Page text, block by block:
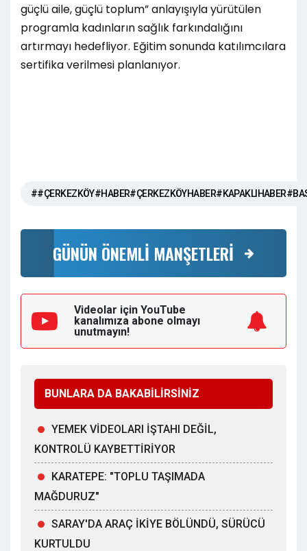
güçlü aile, güçlü toplum” anlayışıyla yürütülen
programla kadınların sağlık farkındalığını
artırmayı hedefliyor. Eğitim sonunda katılımcılara
sertifika verilmesi planlanıyor.
GÜNÜN ÖNEMLİ MANŞETLERİ
Videolar için YouTube
kanalımıza abone olmayı
unutmayın!
BUNLARA DA BAKABİLİRSİNİZ
YEMEK VİDEOLARI İŞTAHI DEĞİL,
KONTROLÜ KAYBETTİRİYOR
KARATEPE: "TOPLU TAŞIMADA
MAĞDURUZ"
SARAY'DA ARAÇ İKİYE BÖLÜNDÜ, SÜRÜCÜ
KURTULDU